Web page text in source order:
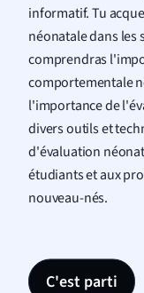
informatif. Tu
néonatale dans les
comprendras
comportementale
l'importance de
divers outils et
d'évaluation
étudiants et aux
nouveau-nés.
C'est parti